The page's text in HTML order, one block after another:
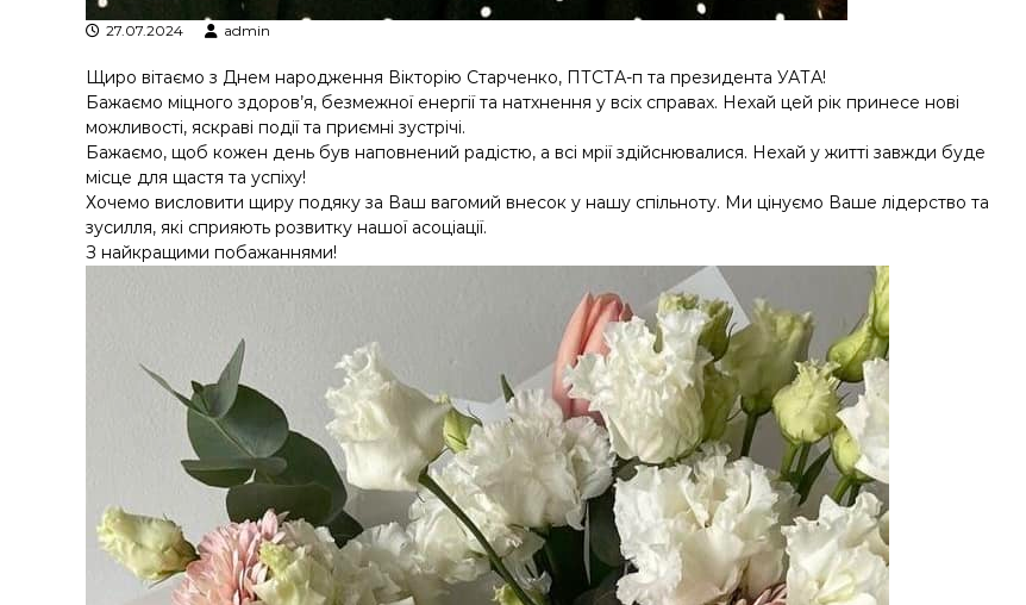
27.07.2024 admin
Щиро вітаємо з Днем народження Вікторію Старченко, ПТСТА-п та президента УАТА!
Бажаємо міцного здоров’я, безмежної енергії та натхнення у всіх справах. Нехай цей рік принесе нові
можливості, яскраві події та приємні зустрічі.
Бажаємо, щоб кожен день був наповнений радістю, а всі мрії здійснювалися. Нехай у житті завжди буде
місце для щастя та успіху!
Хочемо висловити щиру подяку за Ваш вагомий внесок у нашу спільноту. Ми цінуємо Ваше лідерство та
зусилля, які сприяють розвитку нашої асоціації.
З найкращими побажаннями!